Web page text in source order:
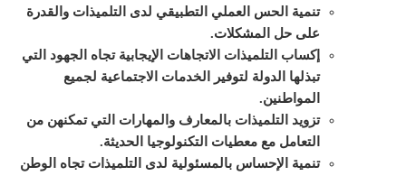
تنمية الحس العملي التطبيقي لدى التلميذات والقدرة
على حل المشكلات.
إكساب التلميذات الاتجاهات الإيجابية تجاه الجهود التي
تبذلها الدولة لتوفير الخدمات الاجتماعية لجميع
المواطنين.
تزويد التلميذات بالمعارف والمهارات التي تمكنهن من
التعامل مع معطيات التكنولوجيا الحديثة.
تنمية الإحساس بالمسئولية لدى التلميذات تجاه الوطن